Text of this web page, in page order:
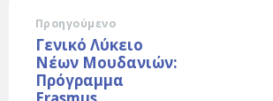
Προηγούμενο
Γενικό Λύκειο
Νέων Μουδανιών:
Πρόγραμμα